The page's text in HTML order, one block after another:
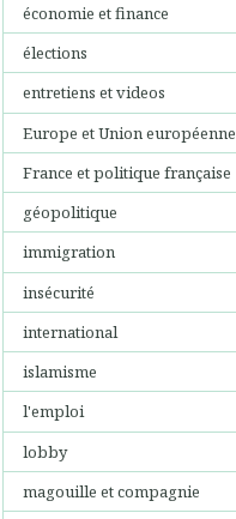
économie et finance
élections
entretiens et videos
Europe et Union européenne
France et politique française
géopolitique
immigration
insécurité
international
islamisme
l'emploi
lobby
magouille et compagnie